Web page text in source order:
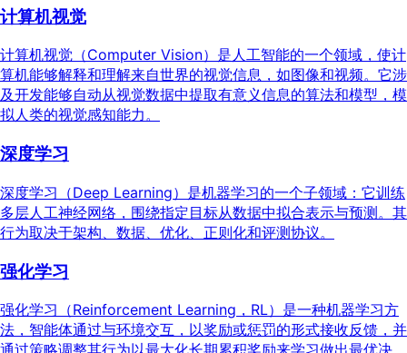
计算机视觉
计算机视觉（Computer Vision）是人工智能的一个领域，使计
算机能够解释和理解来自世界的视觉信息，如图像和视频。它涉
及开发能够自动从视觉数据中提取有意义信息的算法和模型，模
拟人类的视觉感知能力。
深度学习
深度学习（Deep Learning）是机器学习的一个子领域：它训练
多层人工神经网络，围绕指定目标从数据中拟合表示与预测。其
行为取决于架构、数据、优化、正则化和评测协议。
强化学习
强化学习（Reinforcement Learning，RL）是一种机器学习方
法，智能体通过与环境交互，以奖励或惩罚的形式接收反馈，并